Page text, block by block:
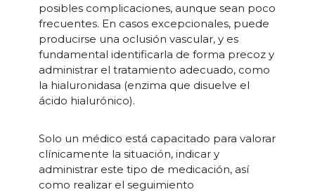
posibles complicaciones, aunque sean poco
frecuentes. En casos excepcionales, puede
producirse una oclusión vascular, y es
fundamental identificarla de forma precoz y
administrar el tratamiento adecuado, como
la hialuronidasa (enzima que disuelve el
ácido hialurónico).
Solo un médico está capacitado para valorar
clínicamente la situación, indicar y
administrar este tipo de medicación, así
como realizar el seguimiento